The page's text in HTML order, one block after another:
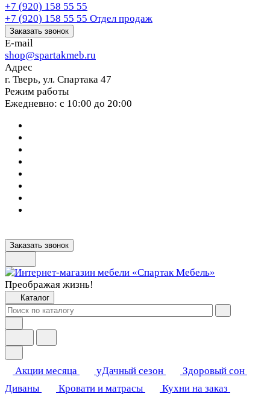
+7 (920) 158 55 55
+7 (920) 158 55 55 Отдел продаж
Заказать звонок
E-mail
shop@spartakmeb.ru
Адрес
г. Тверь, ул. Спартака 47
Режим работы
Ежедневно: с 10:00 до 20:00
Заказать звонок
Преображая жизнь!
Каталог
Акции месяца уДачный сезон
Здоровый сон
Диваны
Кровати и матрасы
Кухни на заказ